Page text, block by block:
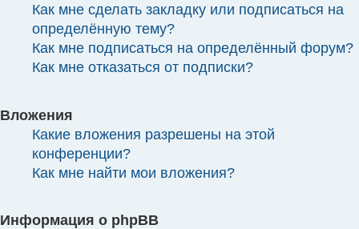
Как мне сделать закладку или подписаться на
определённую тему?
Как мне подписаться на определённый форум?
Как мне отказаться от подписки?
Вложения
Какие вложения разрешены на этой
конференции?
Как мне найти мои вложения?
Информация о phpBB